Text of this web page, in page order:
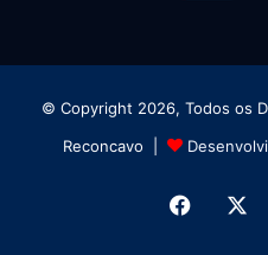
© Copyright 2026, Todos os
Reconcavo |